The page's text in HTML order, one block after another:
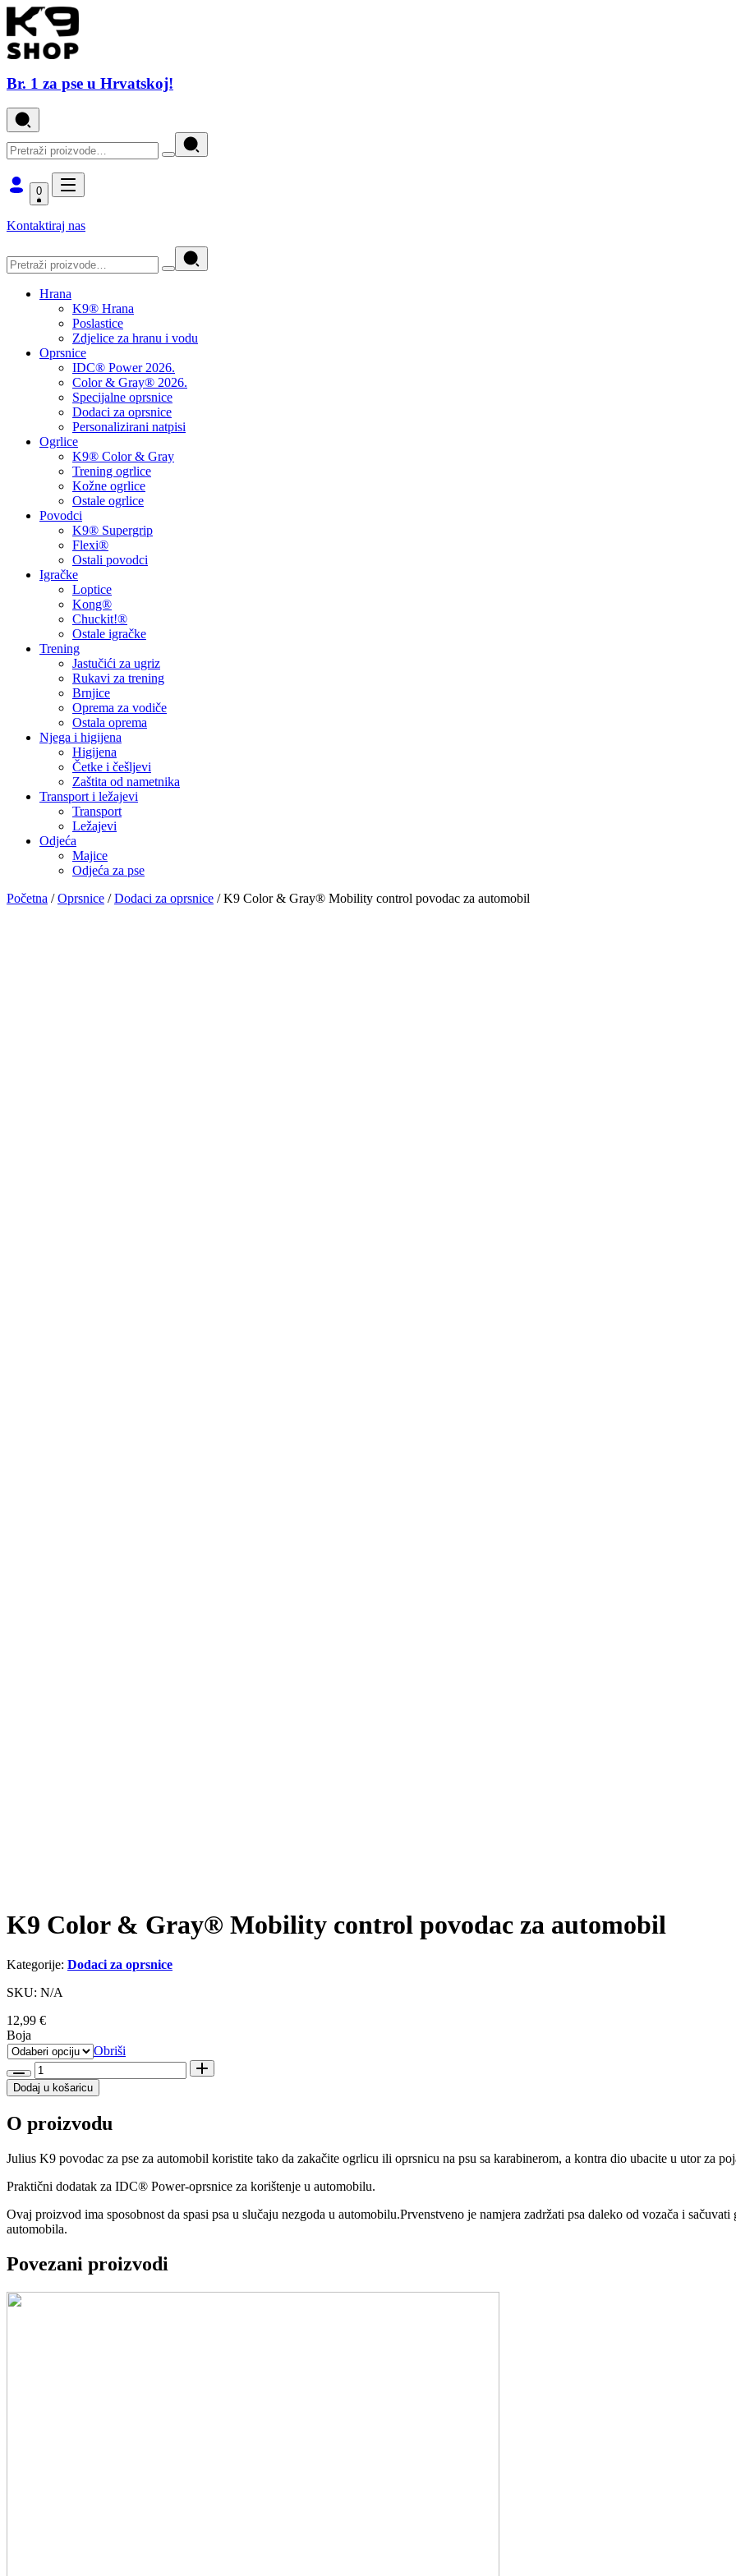
Br. 1 za pse u Hrvatskoj!
0
Kontaktiraj nas
Hrana
K9® Hrana
Poslastice
Zdjelice za hranu i vodu
Oprsnice
IDC® Power 2026.
Color & Gray® 2026.
Specijalne oprsnice
Dodaci za oprsnice
Personalizirani natpisi
Ogrlice
K9® Color & Gray
Trening ogrlice
Kožne ogrlice
Ostale ogrlice
Povodci
K9® Supergrip
Flexi®
Ostali povodci
Igračke
Loptice
Kong®
Chuckit!®
Ostale igračke
Trening
Jastučići za ugriz
Rukavi za trening
Brnjice
Oprema za vodiče
Ostala oprema
Njega i higijena
Higijena
Četke i češljevi
Zaštita od nametnika
Transport i ležajevi
Transport
Ležajevi
Odjeća
Majice
Odjeća za pse
Početna /Oprsnice /Dodaci za oprsnice / K9 Color & Gray® Mobility control povodac za automobil
K9 Color & Gray® Mobility control povodac za automobil
Kategorije: Dodaci za oprsnice
SKU: N/A
12,99 €
Boja
Obriši
K9
Color
&
Mobility
povodac
automobil
Dodaj u košaricu
O proizvodu
Julius K9 povodac za pse za automobil koristite tako da zakačite ogrlicu ili oprsnicu na psu sa karabinerom, a kontra dio ubacite u utor za
Praktični dodatak za IDC® Power-oprsnice za korištenje u automobilu.
Ovaj proizvod ima sposobnost da spasi psa u slučaju nezgoda u automobilu.Prvenstveno je namjera zadržati psa daleko od vozača i
automobila.
Povezani proizvodi